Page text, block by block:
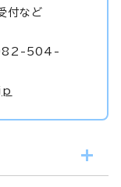
付など
504-